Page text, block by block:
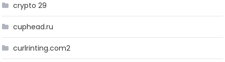
crypto 29
cuphead.ru
curlrinting.com2